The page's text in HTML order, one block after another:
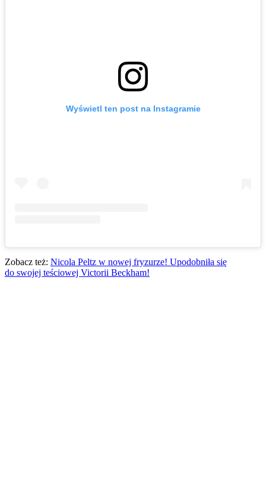
Wyświetl ten post na Instagramie
Zobacz też: Nicola Peltz w nowej fryzurze! Upodobniła się
do swojej teściowej Victorii Beckham!